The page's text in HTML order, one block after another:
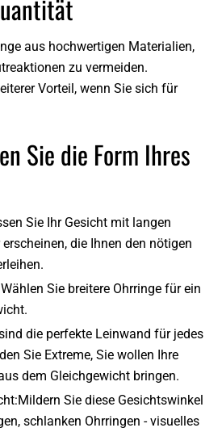
aus hochwertigen Materialien,
zu vermeiden.
Vorteil, wenn Sie sich für
Sie die Form Ihres
Sie Ihr Gesicht mit langen
die Ihnen den nötigen
Sie breitere Ohrringe für ein
die perfekte Leinwand für jedes
Sie Extreme, Sie wollen Ihre
dem Gleichgewicht bringen.
Mildern Sie diese Gesichtswinkel
schlanken Ohrringen - visuelles